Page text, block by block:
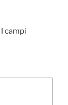
I campi